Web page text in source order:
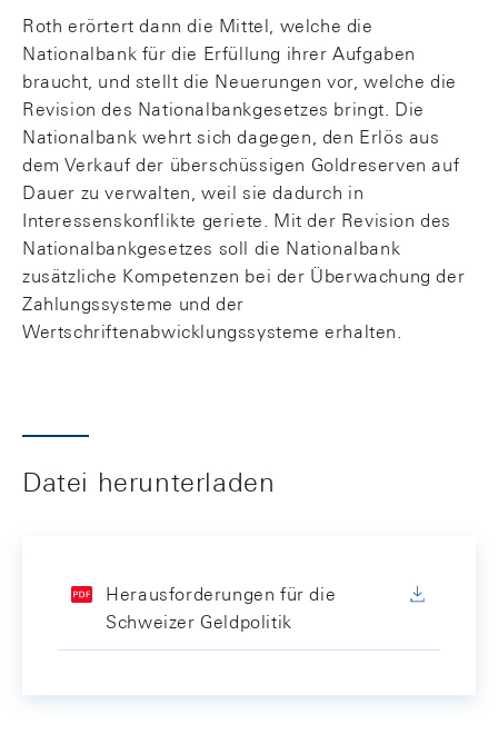
Roth erörtert dann die Mittel, welche die
Nationalbank für die Erfüllung ihrer Aufgaben
braucht, und stellt die Neuerungen vor, welche die
Revision des Nationalbankgesetzes bringt. Die
Nationalbank wehrt sich dagegen, den Erlös aus
dem Verkauf der überschüssigen Goldreserven auf
Dauer zu verwalten, weil sie dadurch in
Interessenskonflikte geriete. Mit der Revision des
Nationalbankgesetzes soll die Nationalbank
zusätzliche Kompetenzen bei der Überwachung der
Zahlungssysteme und der
Wertschriftenabwicklungssysteme erhalten.
Datei herunterladen
Herausforderungen für die
Schweizer Geldpolitik